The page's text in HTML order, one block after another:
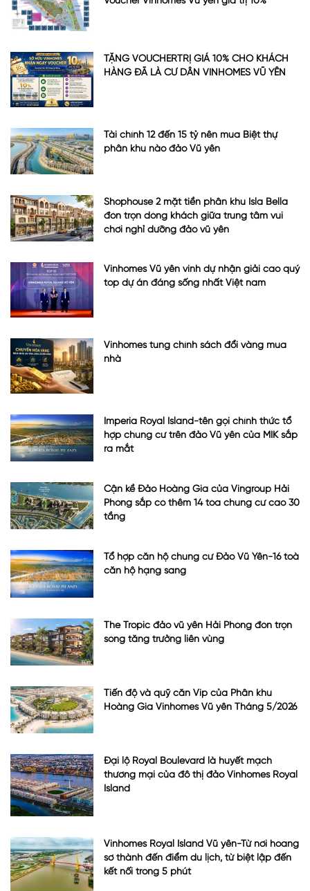
TẶNG VOUCHERTRỊ GIÁ 10% CHO KHÁCH
HÀNG ĐÃ LÀ CƯ DÂN VINHOMES VŨ YÊN
Tài chính 12 đến 15 tỷ nên mua Biệt thự
phân khu nào đảo Vũ yên
Shophouse 2 mặt tiền phân khu Isla Bella
đón trọn dòng khách giữa trung tâm vui
chơi nghỉ dưỡng đảo vũ yên
Vinhomes Vũ yên vinh dự nhận giải cao quý
top dự án đáng sống nhất Việt nam
Vinhomes tung chính sách đổi vàng mua
nhà
Imperia Royal Island-tên gọi chính thức tổ
hợp chung cư trên đảo Vũ yên của MIK sắp
ra mắt
Cận kề Đảo Hoàng Gia của Vingroup Hải
Phòng sắp có thêm 14 tòa chung cư cao 30
tầng
Tổ hợp căn hộ chung cư Đảo Vũ Yên-16 toà
căn hộ hạng sang
The Tropic đảo vũ yên Hải Phòng đón trọn
sóng tăng trưởng liên vùng
Tiến độ và quỹ căn Vip của Phân khu
Hoàng Gia Vinhomes Vũ yên Tháng 5/2026
Đại lộ Royal Boulevard là huyết mạch
thương mại của đô thị đảo Vinhomes Royal
Island
Vinhomes Royal Island Vũ yên-Từ nơi hoang
sơ thành đến điểm du lịch, từ biệt lập đến
kết nối trong 5 phút